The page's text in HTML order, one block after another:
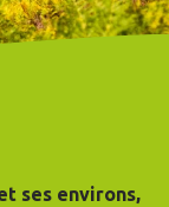
ses environs,